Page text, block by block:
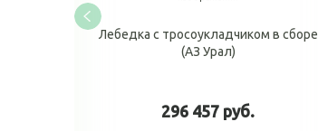
Лебедка с тросоукладчиком в сборе
(АЗ Урал)
296 457 руб.